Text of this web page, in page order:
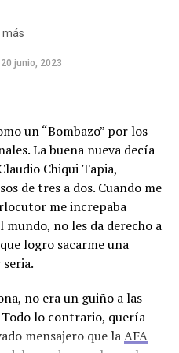
otras épocas
porque no se gana
en la Bombonera, del
la cara y sin consejos
patriada ante el poder
es fácil, elije ser un
para hacer política”
la elección, pero para
a la orden del día.
Share
Inglaterra y Francia.
más de 19 600
que se ocultaron
000 comentarios”, dato
en ese partido.
mensajes de
y
38 % de los
identificar
del
y el 36%
20 junio, 2023
un “Bombazo” por los
La buena nueva decía
Chiqui Tapia,
de tres a dos. Cuando me
me increpaba
mundo, no les da derecho a
logro sacarme una
no era un guiño a las
lo contrario, quería
mensajero que laAFA